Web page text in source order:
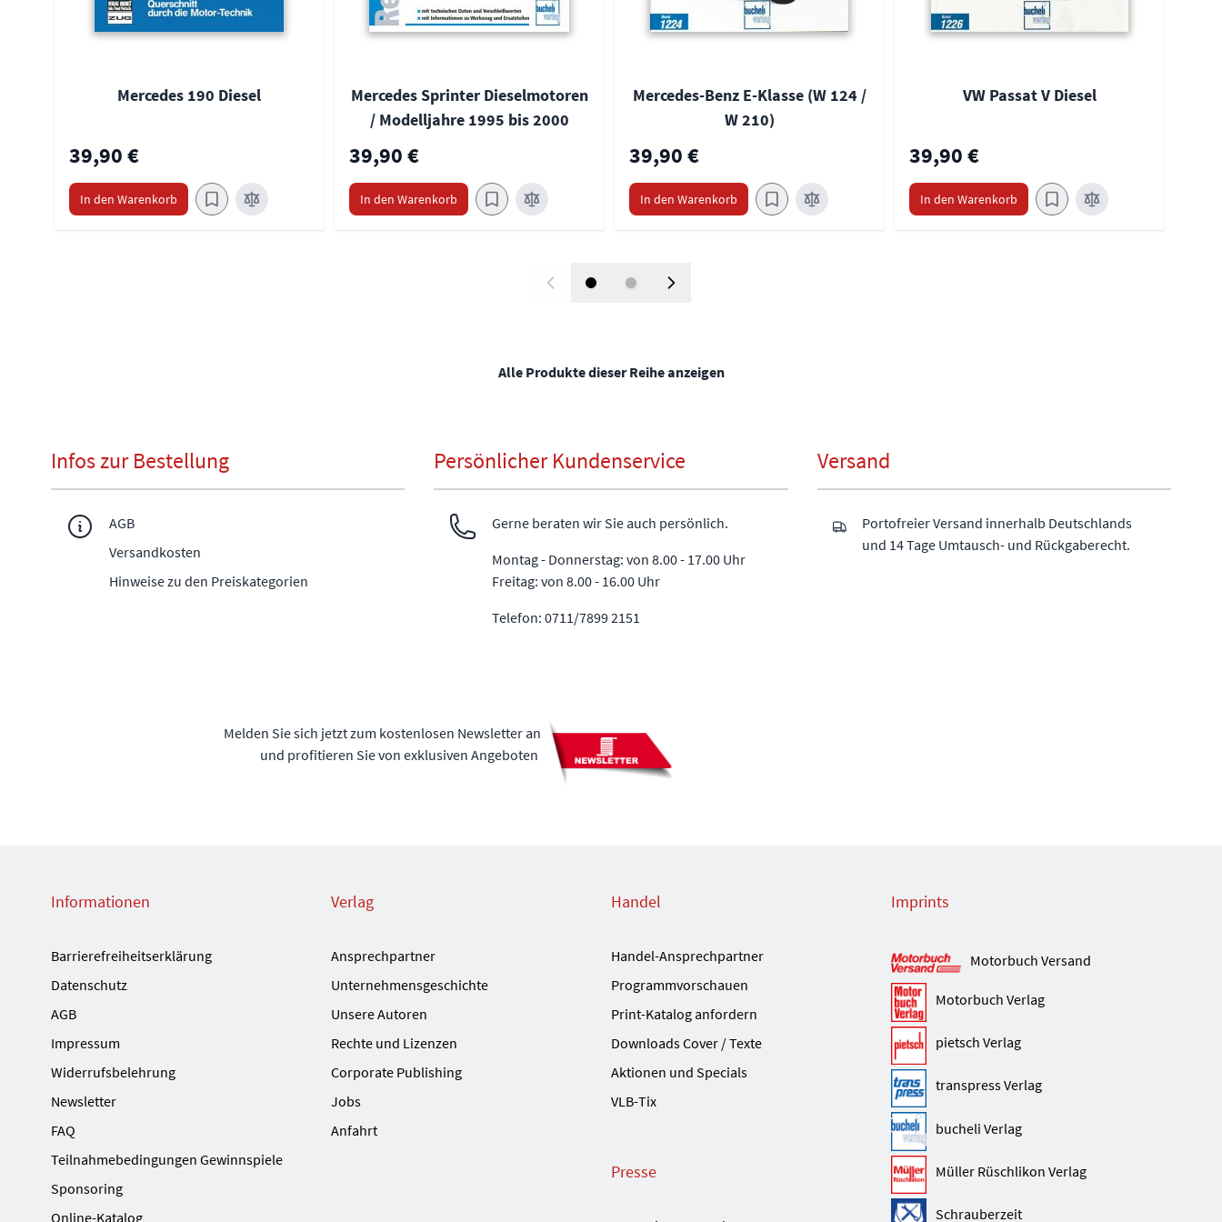
Mercedes 190 Diesel
39,90 €
In den Warenkorb
Mercedes Sprinter Dieselmotoren
/ Modelljahre 1995 bis 2000
39,90 €
In den Warenkorb
Mercedes-Benz E-Klasse (W 124 /
W 210)
39,90 €
In den Warenkorb
VW Passat V Diesel
39,90 €
In den Warenkorb
Alle Produkte dieser Reihe anzeigen
Infos zur Bestellung
AGB
Versandkosten
Hinweise zu den Preiskategorien
Persönlicher Kundenservice
Gerne beraten wir Sie auch persönlich.
Montag - Donnerstag: von 8.00 - 17.00 Uhr
Freitag: von 8.00 - 16.00 Uhr
Telefon: 0711/7899 2151
Versand
Portofreier Versand innerhalb Deutschlands
und 14 Tage Umtausch- und Rückgaberecht.
Melden Sie sich jetzt zum kostenlosen Newsletter an
und profitieren Sie von exklusiven Angeboten
Informationen
Barrierefreiheitserklärung
Datenschutz
AGB
Impressum
Widerrufsbelehrung
Newsletter
FAQ
Teilnahmebedingungen Gewinnspiele
Sponsoring
Online-Katalog
Verlag
Ansprechpartner
Unternehmensgeschichte
Unsere Autoren
Rechte und Lizenzen
Corporate Publishing
Jobs
Anfahrt
Handel
Handel-Ansprechpartner
Programmvorschauen
Print-Katalog anfordern
Downloads Cover / Texte
Aktionen und Specials
VLB-Tix
Presse
Imprints
Motorbuch Versand
Motorbuch Verlag
pietsch Verlag
transpress Verlag
bucheli Verlag
Müller Rüschlikon Verlag
Schrauberzeit